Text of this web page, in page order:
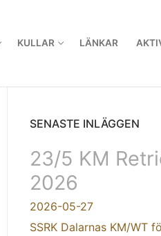
KULLAR LÄNKAR
SENASTE INLÄGGEN
23/5 KM
2026
2026-05-27
SSRK Dalarnas KM/WT